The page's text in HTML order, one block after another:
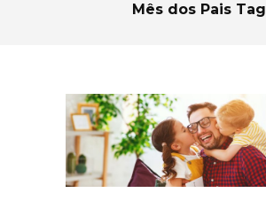
Mês dos Pais Tag